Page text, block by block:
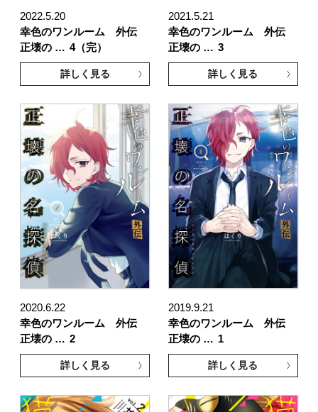
2022.5.20
幸色のワンルーム 外伝
正壊の … 4（完）
詳しく見る
2021.5.21
幸色のワンルーム 外伝
正壊の … 3
詳しく見る
2020.6.22
幸色のワンルーム 外伝
正壊の … 2
詳しく見る
2019.9.21
幸色のワンルーム 外伝
正壊の … 1
詳しく見る